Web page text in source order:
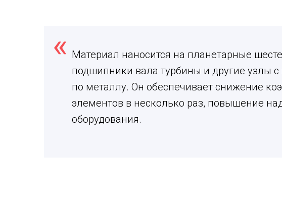
Материал наносится на планетарные
подшипники вала турбины и другие узлы
по металлу. Он обеспечивает снижение
элементов в несколько раз, повышение
оборудования.